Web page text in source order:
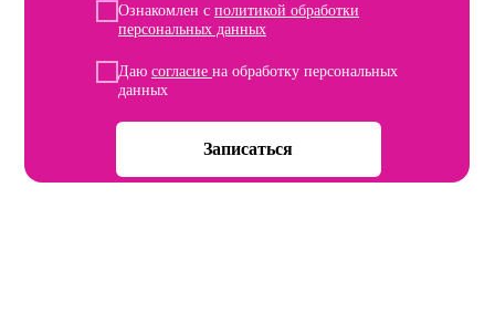
Ознакомлен с политикой обработки
персональных данных
Даю согласие на обработку персональных
данных
Записаться